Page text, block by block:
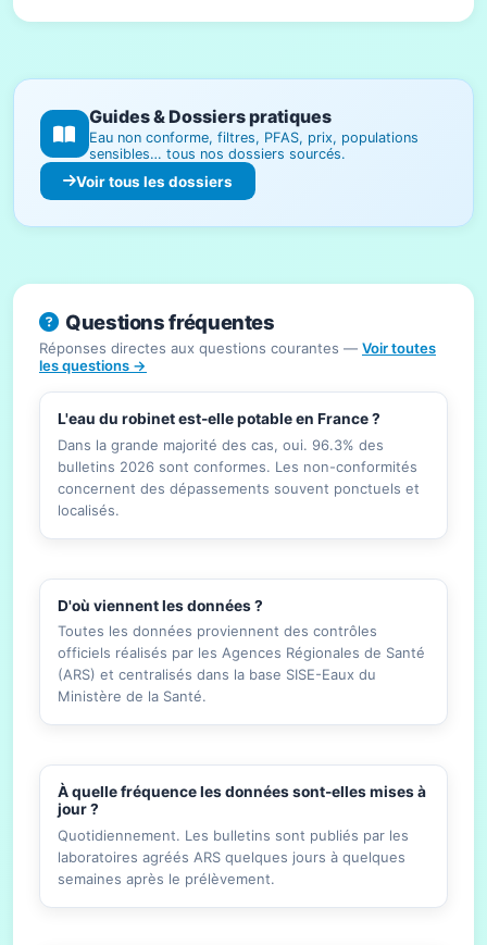
Guides & Dossiers pratiques
Eau non conforme, filtres, PFAS, prix, populations
sensibles… tous nos dossiers sourcés.
Voir tous les dossiers
Questions fréquentes
Réponses directes aux questions courantes — Voir toutes
les questions →
L'eau du robinet est-elle potable en France ?
Dans la grande majorité des cas, oui. 96.3% des
bulletins 2026 sont conformes. Les non-conformités
concernent des dépassements souvent ponctuels et
localisés.
D'où viennent les données ?
Toutes les données proviennent des contrôles
officiels réalisés par les Agences Régionales de Santé
(ARS) et centralisés dans la base SISE-Eaux du
Ministère de la Santé.
À quelle fréquence les données sont-elles mises à
jour ?
Quotidiennement. Les bulletins sont publiés par les
laboratoires agréés ARS quelques jours à quelques
semaines après le prélèvement.